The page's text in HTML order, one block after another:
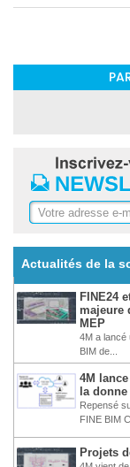
Actualités de la
FINE24
majeure
MEP
4M a lancé
BIM de...
4M
la
Repensé
FINE BIM
Projets